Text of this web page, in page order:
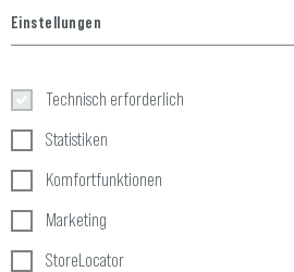
Zeigen Sie Ihre Zugehörigkeit und
Medienpaketen, einschließlich frei
Videos für Ihre Website, Content-
Einstellungen
Technisch erforderlich
Statistiken
Komfortfunktionen
Marketing
StoreLocator